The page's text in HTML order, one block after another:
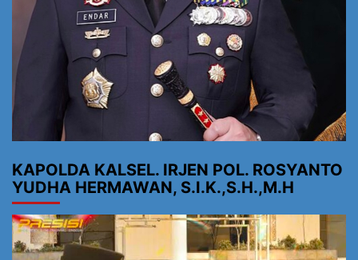
KAPOLDA KALSEL. IRJEN POL. ROSYANTO
YUDHA HERMAWAN, S.I.K.,S.H.,M.H